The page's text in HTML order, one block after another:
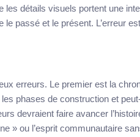
les détails visuels portent une
passé et le présent. L’erreur
erreurs. Le premier est la
phases de construction et
devraient faire avancer
» ou l’esprit communautaire